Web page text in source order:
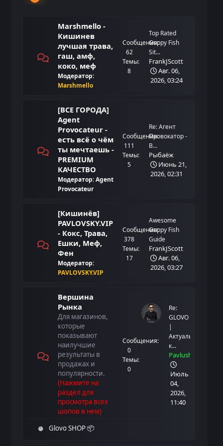
Pavlusha:
привет
Marshmello -
Кишинев
лучшая трава,
гаш, амф,
коко, меф
Модератор:
Marshmello
Сообщения:
62
Темы:
8
Top Rated
Guppy Fish
Sit...
FrankJScott
Авг. 06,
2026, 03:24
[ВСЕ ГОРОДА]
Agent
Provocateur -
есть всё о чём
ты мечтаешь -
PREMIUM
КАЧЕСТВО
Модератор:Agent
Provocateur
Сообщения:
111
Темы:
5
Re: Агент
Провокатор -
В...
Рыбаёж
Июнь 21,
2026, 02:31
[Кишинёв]
PAVLOVSKY.VIP
- Кокс, Трава,
Ешки, Меф,
Фен
Модератор:
PAVLOVSKY.VIP
Сообщения:
378
Темы:
17
Awesome
Guppy Fish
Guide
FrankJScott
Авг. 06,
2026, 03:27
Вершина
Рынка
Для магазинов,
которые
показывают
наилучшие
результаты в
продажах и
популярности.
(Нажмите на
раздел для
просмотра всех
шопов в нем)
Сообщения:
0
Темы:
0
Re:
GLOVO
|
Актуальные
к...
Pavlusha
Июль
04,
2026,
11:40
Glovo SHOP 📦